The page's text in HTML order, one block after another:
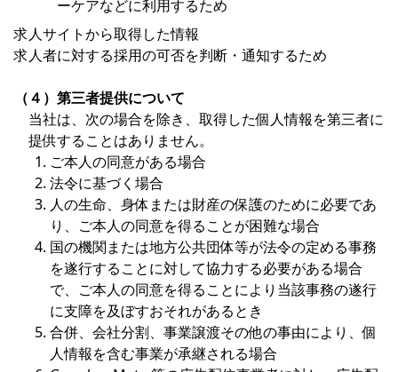
ーケアなどに利用するため
求人サイトから取得した情報
求人者に対する採用の可否を判断・通知するため
（４）第三者提供について
当社は、次の場合を除き、取得した個人情報を第三者に
提供することはありません。
ご本人の同意がある場合
法令に基づく場合
人の生命、身体または財産の保護のために必要であ
り、ご本人の同意を得ることが困難な場合
国の機関または地方公共団体等が法令の定める事務
を遂行することに対して協力する必要がある場合
で、ご本人の同意を得ることにより当該事務の遂行
に支障を及ぼすおそれがあるとき
合併、会社分割、事業譲渡その他の事由により、個
人情報を含む事業が承継される場合